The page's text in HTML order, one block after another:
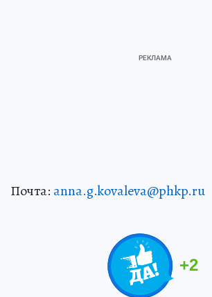
Почта: anna.g.kovaleva@phkp.ru
+2